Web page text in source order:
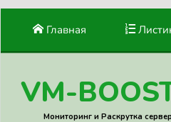
Главная
VM-
Мониторинг и Раскрутка